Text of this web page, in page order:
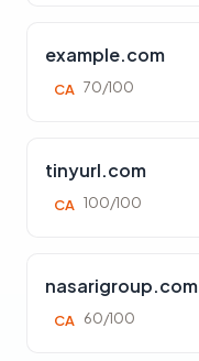
example.com
CA 70/100
tinyurl.com
CA 100/100
nasarigroup.com
CA 60/100